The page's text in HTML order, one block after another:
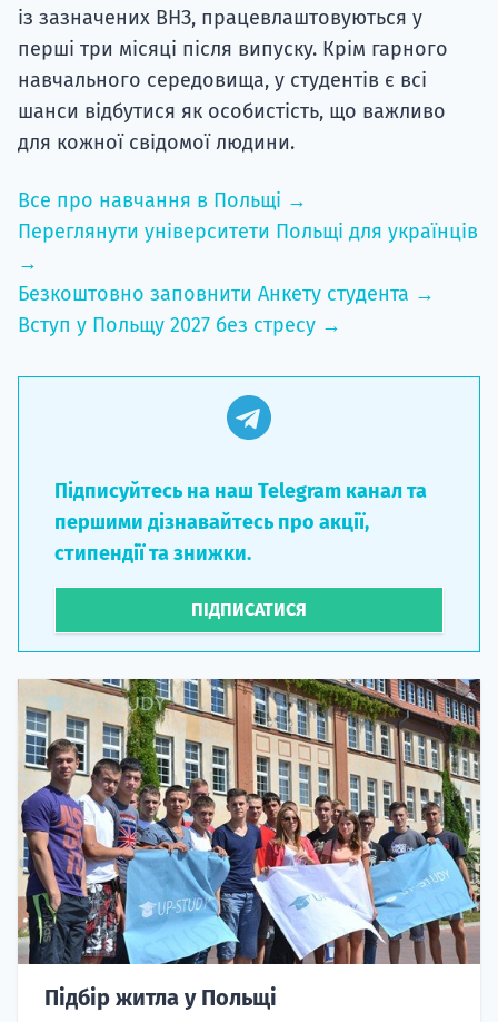
із зазначених ВНЗ, працевлаштовуються у
перші три місяці після випуску. Крім гарного
навчального середовища, у студентів є всі
шанси відбутися як особистість, що важливо
для кожної свідомої людини.
Все про навчання в Польщі →
Переглянути університети Польщі для українців
→
Безкоштовно заповнити Анкету студента →
Вступ у Польщу 2027 без стресу →
Підписуйтесь на наш Telegram канал та
першими дізнавайтесь про акції,
стипендії та знижки.
ПІДПИСАТИСЯ
Підбір житла у Польщі